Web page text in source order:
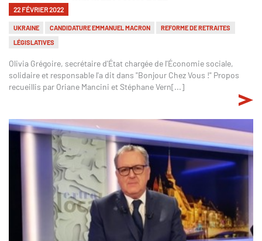
22 FÉVRIER 2022
UKRAINE CANDIDATURE EMMANUEL MACRON
REFORME DE RETRAITES
LÉGISLATIVES
Olivia Grégoire, secrétaire d'État chargée de l'Économie sociale,
solidaire et responsable l'a dit dans "Bonjour Chez Vous !" Propos
recueillis par Oriane Mancini et Stéphane Vern[...]